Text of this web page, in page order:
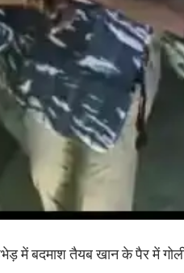
में बदमाश तैयब खान के पैर में